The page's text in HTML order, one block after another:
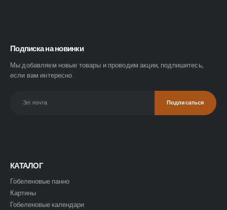
Подписка на новинки
Мы добавляем новые товары и проводим акции, подпишитесь,
если вам интересно.
КАТАЛОГ
Гобеленовые панно
Картины
Гобеленовые календари